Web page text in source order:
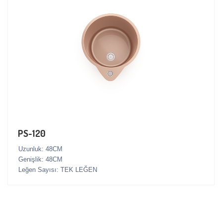
PS-120
Uzunluk: 48CM
Genişlik: 48CM
Leğen Sayısı: TEK LEĞEN